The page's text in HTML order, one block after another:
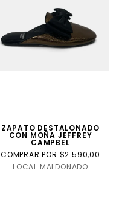
ZAPATO DESTALONADO
CON MOÑA JEFFREY
CAMPBEL
COMPRAR POR $2.590,00
LOCAL MALDONADO